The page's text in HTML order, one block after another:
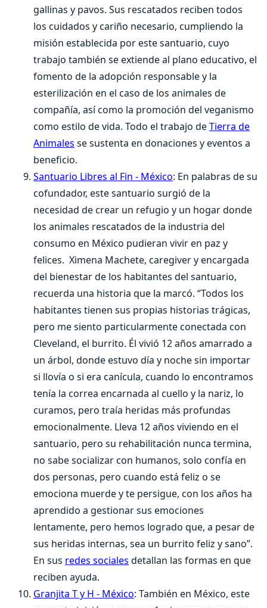
gallinas y pavos. Sus rescatados reciben todos
los cuidados y cariño necesario, cumpliendo la
misión establecida por este santuario, cuyo
trabajo también se extiende al plano educativo, el
fomento de la adopción responsable y la
esterilización en el caso de los animales de
compañía, así como la promoción del veganismo
como estilo de vida. Todo el trabajo deTierra de
Animales se sustenta en donaciones y eventos a
beneficio.
Santuario Libres al Fin - México: En palabras de su
cofundador, este santuario surgió de la
necesidad de crear un refugio y un hogar donde
los animales rescatados de la industria del
consumo en México pudieran vivir en paz y
felices. Ximena Machete, caregiver y encargada
del bienestar de los habitantes del santuario,
recuerda una historia que la marcó. “Todos los
habitantes tienen sus propias historias trágicas,
pero me siento particularmente conectada con
Cleveland, el burrito. Él vivió 12 años amarrado a
un árbol, donde estuvo día y noche sin importar
si llovía o si era canícula, cuando lo encontramos
tenía la correa encarnada al cuello y la nariz, lo
curamos, pero traía heridas más profundas
emocionalmente. Lleva 12 años viviendo en el
santuario, pero su rehabilitación nunca termina,
no sabe socializar con humanos, solo confía en
dos personas, pero cuando está feliz o se
emociona muerde y te persigue, con los años ha
aprendido a gestionar sus emociones
lentamente, pero hemos logrado que, a pesar de
sus heridas internas, sea un burrito feliz y sano”.
En sus redes sociales detallan las formas en que
reciben ayuda.
Granjita T y H - México: También en México, este